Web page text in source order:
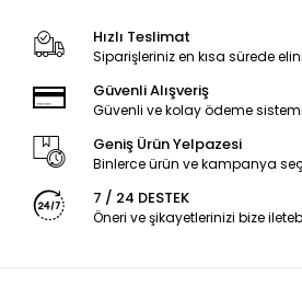
Hızlı Teslimat
Siparişleriniz en kısa sürede
Güvenli Alışveriş
Güvenli ve kolay ödeme sistemi
Geniş Ürün Yelpazesi
Binlerce ürün ve kampanya
7 / 24 DESTEK
Öneri ve şikayetlerinizi bize